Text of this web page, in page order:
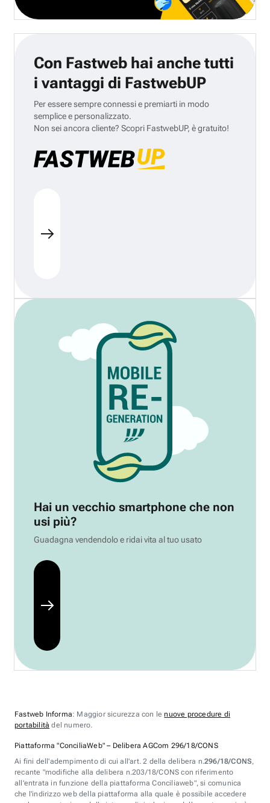
Con Fastweb hai anche tutti
i vantaggi di FastwebUP
Per essere sempre connessi e premiarti in modo
semplice e personalizzato.
Non sei ancora cliente? Scopri FastwebUP, è gratuito!
Hai un vecchio smartphone che non
usi più?
Guadagna vendendolo e ridai vita al tuo usato
Fastweb Informa: Maggior sicurezza con lenuove procedure di
portabilità del numero.
Piattaforma "ConciliaWeb" – Delibera AGCom 296/18/CONS
Ai fini dell'adempimento di cui all'art. 2 della delibera n.296/18/CONS,
recante "modifiche alla delibera n.203/18/CONS con riferimento
all'entrata in funzione della piattaforma Conciliaweb", si comunica
che l'indirizzo web della piattaforma alla quale è possibile accedere